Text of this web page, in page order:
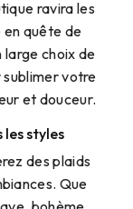
ravira les
quête de
choix de
sublimer votre
et douceur.
styles
des plaids
Que